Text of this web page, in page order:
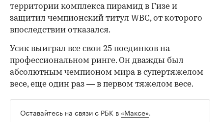
территории комплекса пирамид в Гизе и
защитил чемпионский титул WBC, от которого
впоследствии отказался.
Усик выиграл все свои 25 поединков на
профессиональном ринге. Он дважды был
абсолютным чемпионом мира в супертяжелом
весе, еще один раз — в первом тяжелом весе.
Оставайтесь на связи с РБК в «Максе».